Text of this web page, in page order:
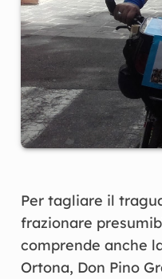
Per tagliare il
frazionare
comprende anche
Ortona, Don Pino